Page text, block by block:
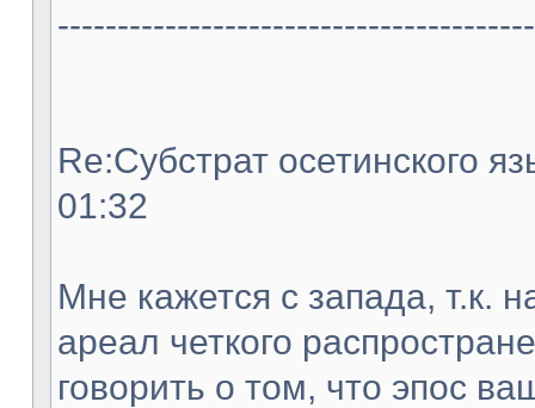
Re:Субстрат осетинского
01:32
Мне кажется с запада, т.к.
ареал четкого
говорить о том, что эпос